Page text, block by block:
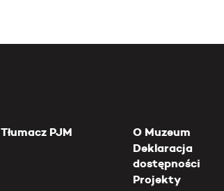
Tłumacz PJM
O Muzeum
Deklaracja
dostępności
Projekty